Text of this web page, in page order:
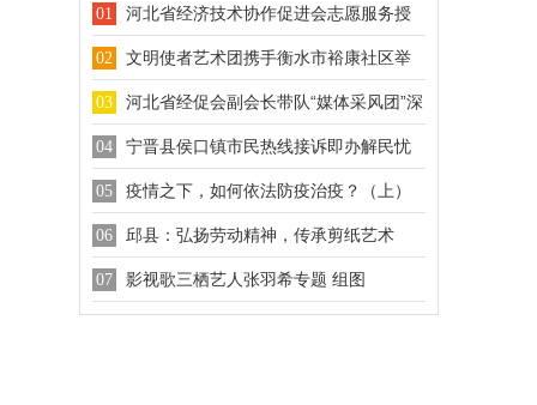
01 河北省经济技术协作促进会志愿服务授
旗仪式
02 文明使者艺术团携手衡水市裕康社区举
办“迎
03 河北省经促会副会长带队“媒体采风团”深
入
04 宁晋县侯口镇市民热线接诉即办解民忧
05 疫情之下，如何依法防疫治疫？（上）
06 邱县：弘扬劳动精神，传承剪纸艺术
07 影视歌三栖艺人张羽希专题 组图